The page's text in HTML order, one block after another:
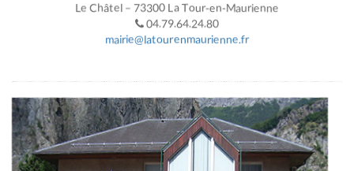
Le Châtel – 73300 La Tour-en-Maurienne
04.79.64.24.80
mairie@latourenmaurienne.fr